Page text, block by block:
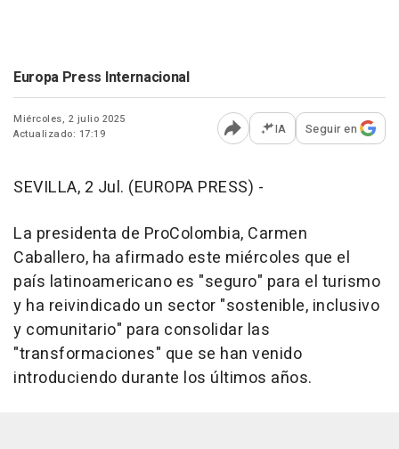
Europa Press Internacional
Miércoles, 2 julio 2025
Actualizado: 17:19
Abrir opciones para
IA Seguir en
SEVILLA, 2 Jul. (EUROPA PRESS) -
La presidenta de ProColombia, Carmen
Caballero, ha afirmado este miércoles que el
país latinoamericano es "seguro" para el turismo
y ha reivindicado un sector "sostenible, inclusivo
y comunitario" para consolidar las
"transformaciones" que se han venido
introduciendo durante los últimos años.